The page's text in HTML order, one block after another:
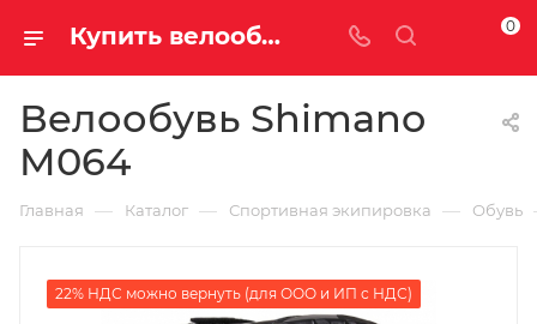
Купить велообувь shimano m064 у официального дилера за 3850.00000000 рублей 0
Велообувь Shimano
M064
Главная — Каталог — Спортивная экипировка — Обувь
22% НДС можно вернуть (для ООО и ИП с НДС)